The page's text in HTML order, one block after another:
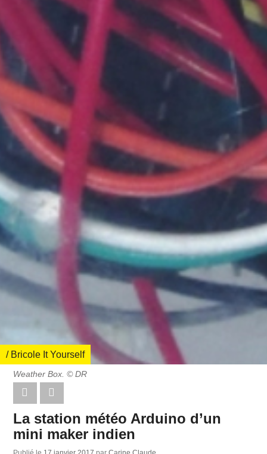
/ Bricole It Yourself
Weather Box. © DR
La station météo Arduino d’un
mini maker indien